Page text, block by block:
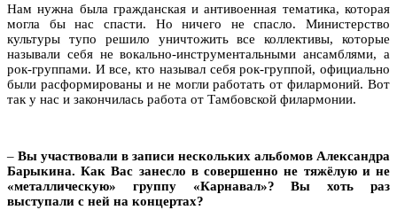
Нам нужна была гражданская и антивоенная тематика, которая
могла бы нас спасти. Но ничего не спасло. Министерство
культуры тупо решило уничтожить все коллективы, которые
называли себя не вокально-инструментальными ансамблями, а
рок-группами. И все, кто называл себя рок-группой, официально
были расформированы и не могли работать от филармоний. Вот
так у нас и закончилась работа от Тамбовской филармонии.
– Вы участвовали в записи нескольких альбомов Александра
Барыкина. Как Вас занесло в совершенно не тяжёлую и не
«металлическую» группу «Карнавал»? Вы хоть раз
выступали с ней на концертах?